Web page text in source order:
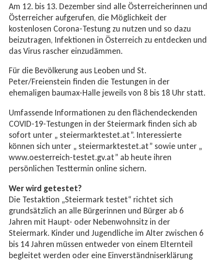
Am 12. bis 13. Dezember sind alle Österreicherinnen und
Österreicher aufgerufen, die Möglichkeit der
kostenlosen Corona-Testung zu nutzen und so dazu
beizutragen, Infektionen in Österreich zu entdecken und
das Virus rascher einzudämmen.
Für die Bevölkerung aus Leoben und St.
Peter/Freienstein finden die Testungen in der
ehemaligen baumax-Halle jeweils von 8 bis 18 Uhr statt.
Umfassende Informationen zu den flächendeckenden
COVID-19-Testungen in der Steiermark finden sich ab
sofort unter „ steiermarktestet.at”. Interessierte
können sich unter „ steiermarktestet.at” sowie unter „
www.oesterreich-testet.gv.at” ab heute ihren
persönlichen Testtermin online sichern.
Wer wird getestet?
Die Testaktion „Steiermark testet“ richtet sich
grundsätzlich an alle Bürgerinnen und Bürger ab 6
Jahren mit Haupt- oder Nebenwohnsitz in der
Steiermark. Kinder und Jugendliche im Alter zwischen 6
bis 14 Jahren müssen entweder von einem Elternteil
begleitet werden oder eine Einverständniserklärung